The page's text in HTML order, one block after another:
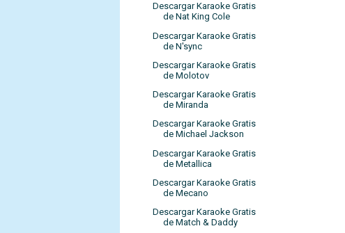
Descargar Karaoke Gratis
de Nat King Cole
Descargar Karaoke Gratis
de N'sync
Descargar Karaoke Gratis
de Molotov
Descargar Karaoke Gratis
de Miranda
Descargar Karaoke Gratis
de Michael Jackson
Descargar Karaoke Gratis
de Metallica
Descargar Karaoke Gratis
de Mecano
Descargar Karaoke Gratis
de Match & Daddy